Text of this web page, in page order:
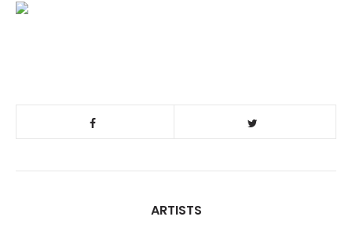
ARTISTS